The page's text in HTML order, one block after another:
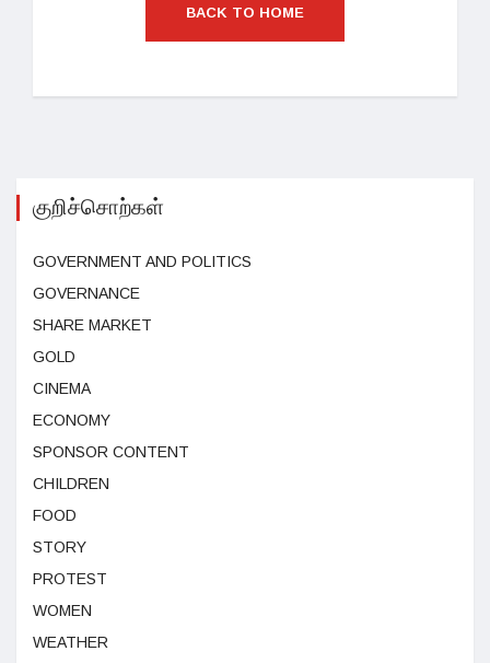
BACK TO HOME
குறிச்சொற்கள்
GOVERNMENT AND POLITICS
GOVERNANCE
SHARE MARKET
GOLD
CINEMA
ECONOMY
SPONSOR CONTENT
CHILDREN
FOOD
STORY
PROTEST
WOMEN
WEATHER